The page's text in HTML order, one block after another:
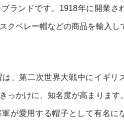
ランドです。1918年に開業さ
クベレー帽などの商品を輸入し
は、第二次世界大戦中にイギリ
っかけに、知名度が高まります
が愛用する帽子として有名に